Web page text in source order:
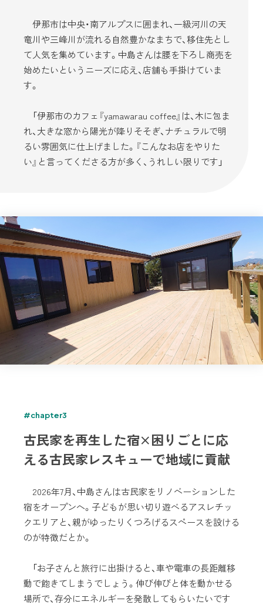
伊那市は中央・南アルプスに囲まれ、一級河川の天
竜川や三峰川が流れる自然豊かなまちで、移住先とし
て人気を集めています。中島さんは腰を下ろし商売を
始めたいというニーズに応え、店舗も手掛けていま
す。
「伊那市のカフェ『yamawarau coffee』は、木に包ま
れ、大きな窓から陽光が降りそそぎ、ナチュラルで明
るい雰囲気に仕上げました。『こんなお店をやりた
い』と言ってくださる方が多く、うれしい限りです」
#chapter3
古民家を再生した宿×困りごとに応
える古民家レスキューで地域に貢献
2026年7月、中島さんは古民家をリノベーションした
宿をオープンへ。子どもが思い切り遊べるアスレチッ
クエリアと、親がゆったりくつろげるスペースを設ける
のが特徴だとか。
「お子さんと旅行に出掛けると、車や電車の長距離移
動で飽きてしまうでしょう。伸び伸びと体を動かせる
場所で、存分にエネルギーを発散してもらいたいです